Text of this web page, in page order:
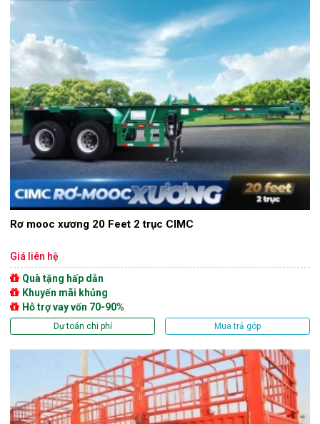
Rơ mooc xương 20 Feet 2 trục CIMC
Giá liên hệ
Quà tặng hấp dẫn
Khuyến mãi khủng
Hỗ trợ vay vốn 70-90%
Dự toán chi phí Mua trả góp